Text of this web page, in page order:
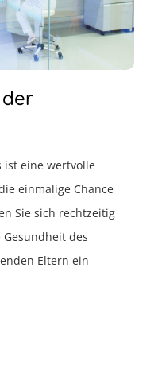
ist eine wertvolle
einmalige Chance
Sie sich rechtzeitig
des
Eltern ein